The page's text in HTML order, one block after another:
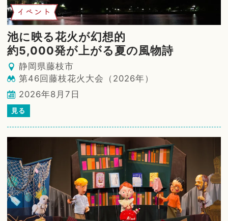
イベント
池に映る花火が幻想的
約5,000発が上がる夏の風物詩
静岡県藤枝市
第46回藤枝花火大会（2026年）
2026年8月7日
見る